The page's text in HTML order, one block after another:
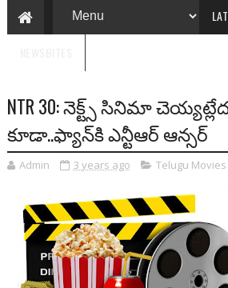
NTR 30: నెక్ట్స్ సినిమా
కూడా..ఫ్యాన్‌కి ఎన్టీఆర్ ఆన్స‌ర్‌
Admin 3 years ago Telugu Movies